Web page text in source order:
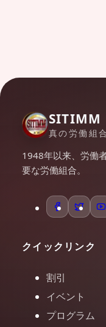
SITIMM
真の労働組
1948年以来、労働
要な労働組合。
クイックリンク
割引
イベント
プログラム